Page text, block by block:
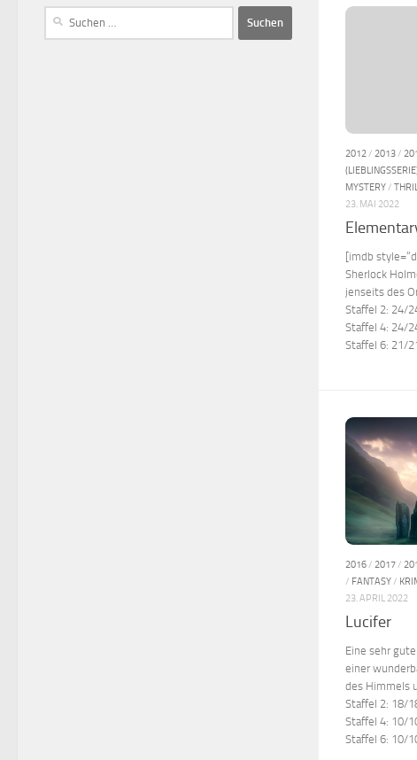
2012/ 2013/
MYSTERY/
23. MAI 2022
[imdb
Sherlock
jenseits des
Staffel 2: 24/
Staffel 4: 24/
Staffel 6: 21/
2016/ 2017/
/ FANTASY/
23. APRIL 2022
Lucifer
Eine sehr
einer
des Himmels
Staffel 2: 18/
Staffel 4: 10/
Staffel 6: 10/